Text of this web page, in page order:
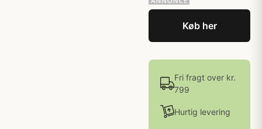
Køb her
Fri fragt over kr.
799
Hurtig levering